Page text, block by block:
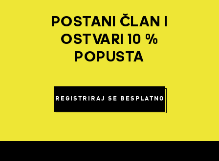
POSTANI ČLAN I
OSTVARI 10 %
POPUSTA
REGISTRIRAJ SE BESPLATNO